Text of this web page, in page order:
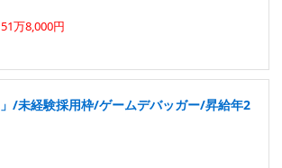
万8,000円
」/未経験採用枠/ゲームデバッガー/昇給年2